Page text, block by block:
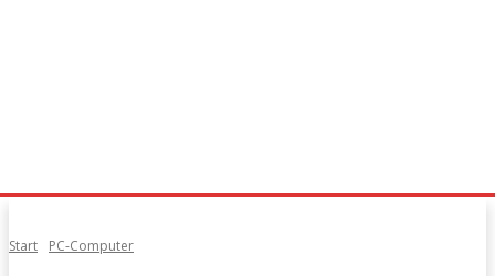
Start PC-Computer